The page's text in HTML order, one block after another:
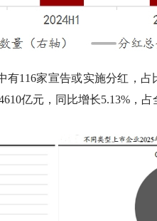
116家宣告或实施分红，占
亿元，同比增长5.13%，占